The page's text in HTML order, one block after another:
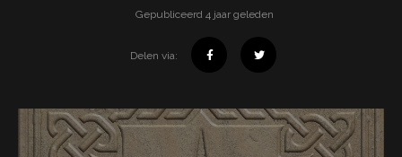
Gepubliceerd 4 jaar geleden
Delen via: